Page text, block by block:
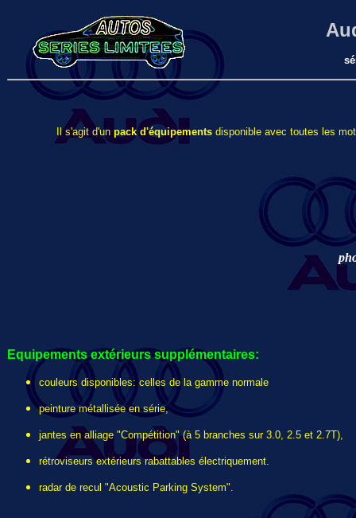
Il s'agit d'un pack d'équipements disponible avec toutes les
Equipements extérieurssupplémentaires:
couleurs disponibles: celles de la gamme normale
peinture métallisée en série,
jantes en alliage "Compétition" (à 5 branches sur 3.0, 2.5 et 2.7T),
rétroviseurs extérieurs rabattables électriquement.
radar de recul "Acoustic Parking System".